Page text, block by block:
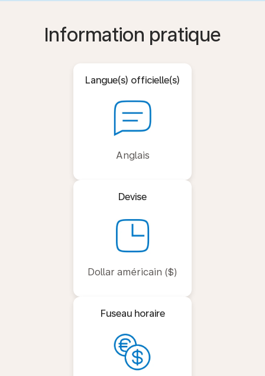
Information pratique
Langue(s) officielle(s)
Anglais
Devise
Dollar américain ($)
Fuseau horaire